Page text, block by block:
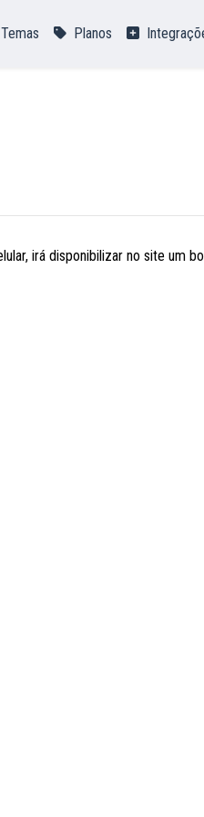
Temas Planos
irá disponibilizar no site um